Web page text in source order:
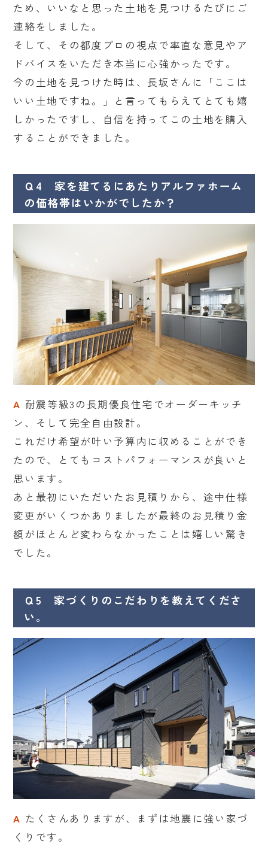
ため、いいなと思った土地を見つけるたびにご
連絡をしました。
そして、その都度プロの視点で率直な意見やア
ドバイスをいただき本当に心強かったです。
今の土地を見つけた時は、長坂さんに「ここは
いい土地ですね。」と言ってもらえてとても嬉
しかったですし、自信を持ってこの土地を購入
することができました。
Ｑ4 家を建てるにあたりアルファホーム
の価格帯はいかがでしたか？
A 耐震等級3の長期優良住宅でオーダーキッチ
ン、そして完全自由設計。
これだけ希望が叶い予算内に収めることができ
たので、とてもコストパフォーマンスが良いと
思います。
あと最初にいただいたお見積りから、途中仕様
変更がいくつかありましたが最終のお見積り金
額がほとんど変わらなかったことは嬉しい驚き
でした。
Ｑ5 家づくりのこだわりを教えてくださ
い。
A たくさんありますが、まずは地震に強い家づ
くりです。